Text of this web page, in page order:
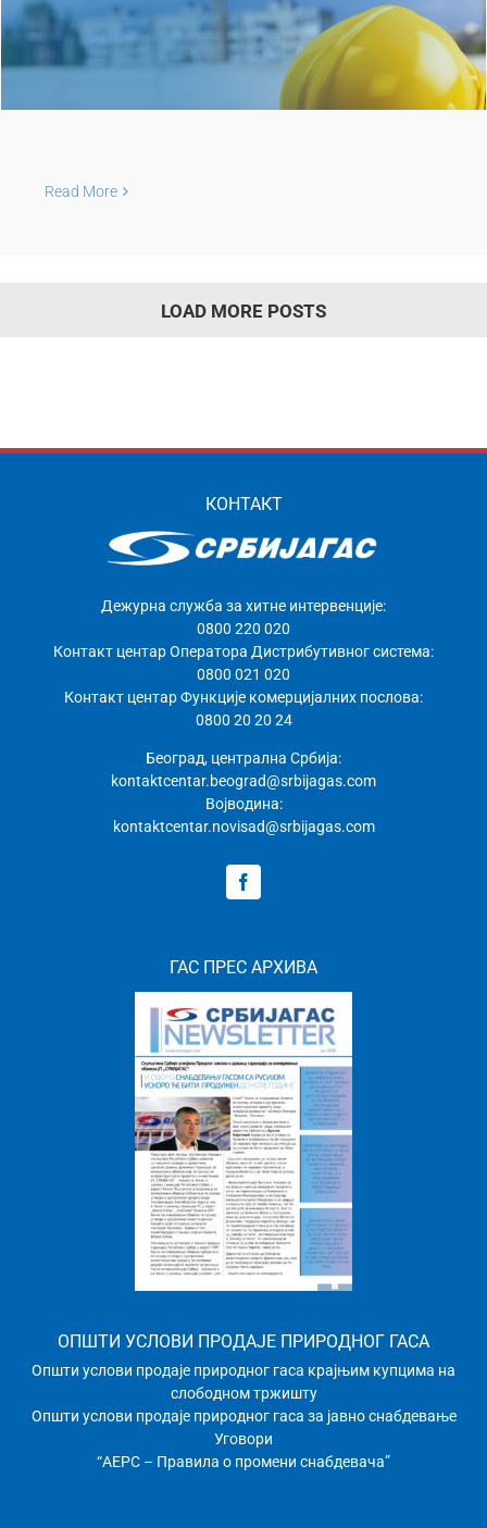
Read More
LOAD MORE POSTS
КОНТАКТ
Дежурна служба за хитне интервенције:
0800 220 020
Контакт центар Оператора Дистрибутивног система:
0800 021 020
Контакт центар Функције комерцијалних послова:
0800 20 20 24
Београд, централна Србија:
kontaktcentar.beograd@srbijagas.com
Војводина:
kontaktcentar.novisad@srbijagas.com
ГАС ПРЕС АРХИВА
ОПШТИ УСЛОВИ ПРОДАЈЕ ПРИРОДНОГ ГАСА
Општи услови продаје природног гаса крајњим купцима на
слободном тржишту
Општи услови продаје природног гаса за јавно снабдевање
Уговори
“АЕРС – Правила о промени снабдевача”